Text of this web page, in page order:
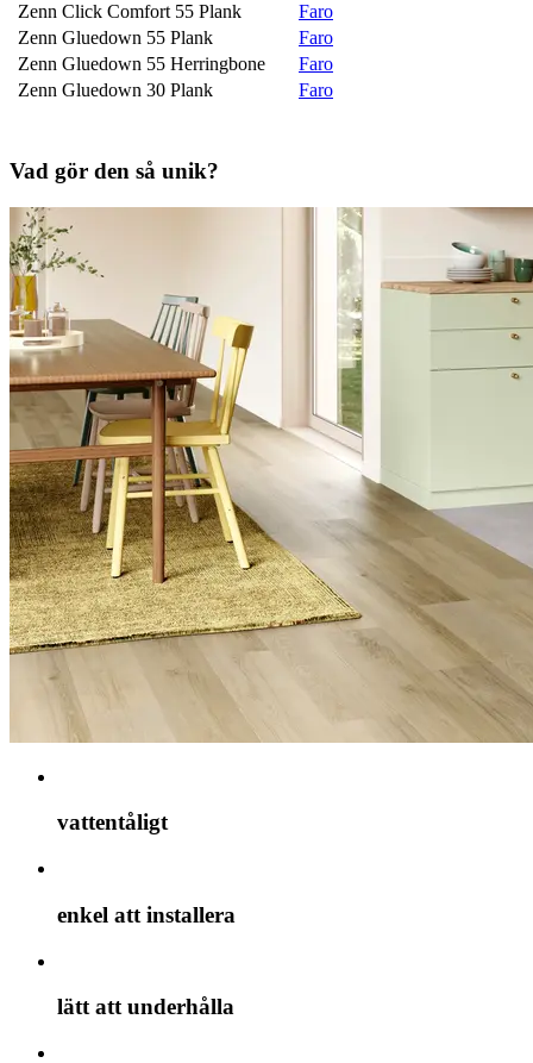
Zenn Click Comfort 55 Plank
Faro
Zenn Gluedown 55 Plank
Faro
Zenn Gluedown 55 Herringbone
Faro
Zenn Gluedown 30 Plank
Faro
Vad gör den så unik?
vattentåligt
enkel att installera
lätt att underhålla